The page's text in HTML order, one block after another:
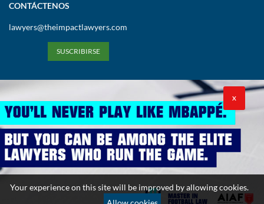
CONTÁCTENOS
lawyers@theimpactlawyers.com
SUSCRIBIRSE
Política de privacidad Política de cookies
Términos y condiciones
Copyright 2026. Powered by Impact Lawyers
X
Your experience on this site will be improved by allowing cookies.